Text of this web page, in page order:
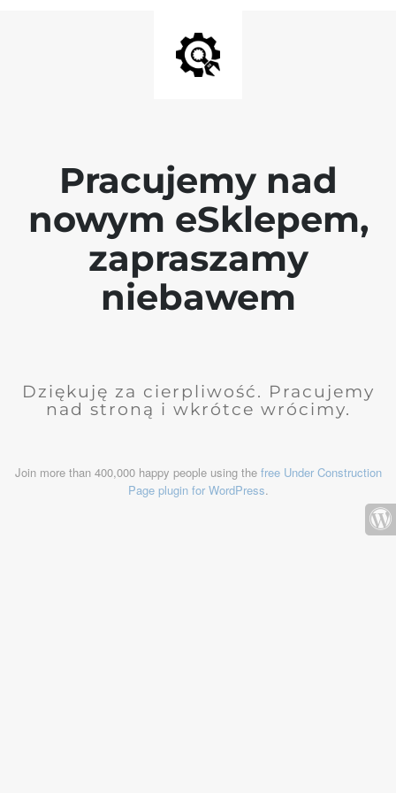
Pracujemy nad
nowym eSklepem,
zapraszamy
niebawem
Dziękuję za cierpliwość. Pracujemy
nad stroną i wkrótce wrócimy.
Join more than 400,000 happy people using the free Under Construction
Page plugin for WordPress.